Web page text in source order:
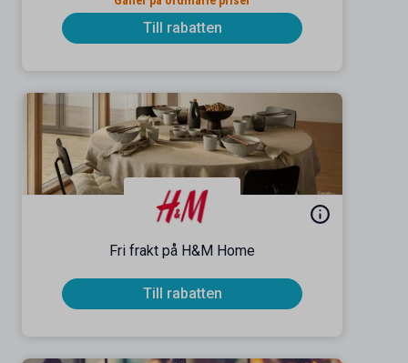
Till rabatten
Fri frakt på H&M Home
Till rabatten